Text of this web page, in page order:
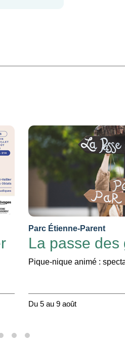
Parc Étienne-Parent
La passe des
Pique-nique animé :
Du 5 au 9 août